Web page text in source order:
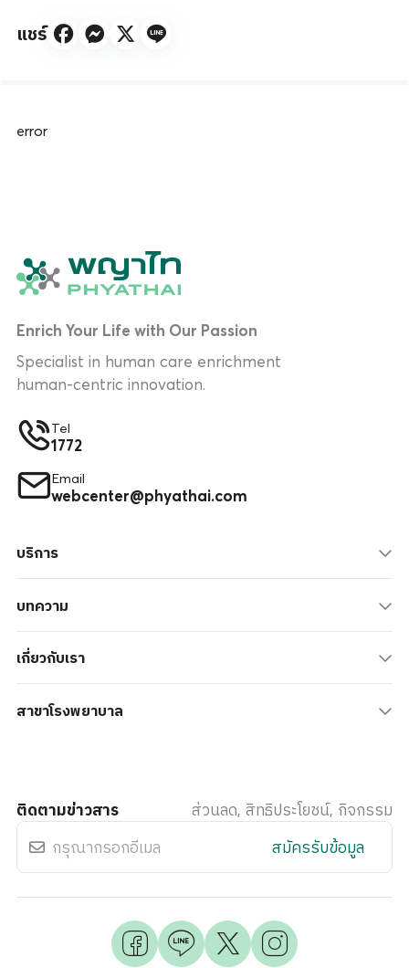
แชร์
error
Enrich Your Life with Our Passion
Specialist in human care enrichment
human-centric innovation.
Tel
1772
Email
webcenter@phyathai.com
บริการ
บทความ
เกี่ยวกับเรา
สาขาโรงพยาบาล
ติดตามข่าวสาร
ส่วนลด, สิทธิประโยชน์, กิจกรรม
สมัครรับข้อมูล